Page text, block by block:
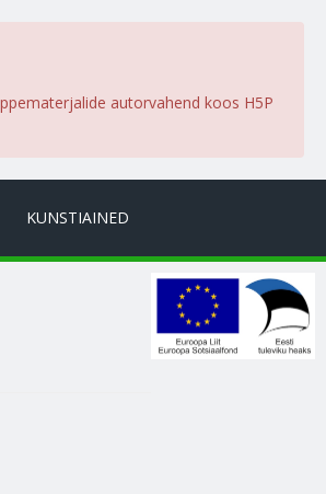
autorvahend koos H5P
KUNSTIAINED